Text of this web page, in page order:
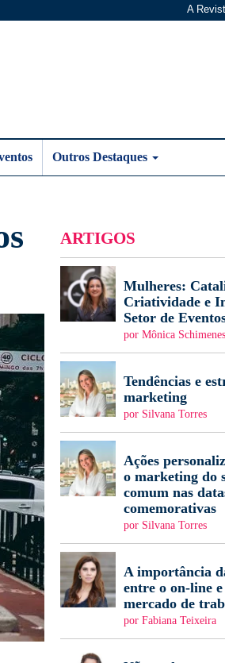
A
Outros Destaques
ARTIGOS
Mulheres:
Criatividade e
Setor de
por Mônica Schimenes
Tendências e
marketing
por Silvana Torres
Ações
o marketing do
comum nas
comemorativas
por Silvana Torres
A importância
entre o on-line
mercado de
por Fabiana Teixeira